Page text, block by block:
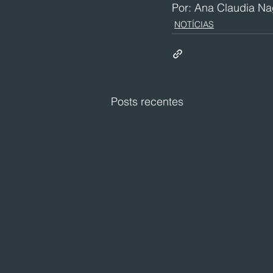
Por: Ana Claudia
NOTÍCIAS
Posts recentes